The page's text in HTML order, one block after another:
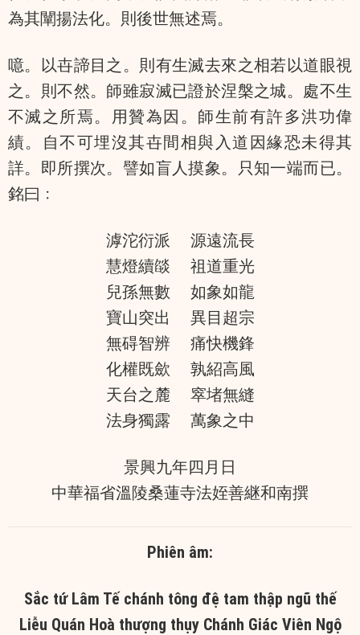
為其闡揚法化。則後世無述焉。
噫。以卋諦目之。則有生滅去來之相若以道眼視
之。則不然。師雖寂滅已證於涅槃之城。處不生
不滅之所焉。用贊為因。師生前有許多洪功偉
績。自不可埋沒其卋間相與入道因緣恐未得其
詳。即所撰次。譬如盲人摸象。只知一端而已。
銘曰﹕
滹沱衍派 源遠流長
慧燈續燄 祖道重光
兒孫無數 如象如龍
寶山突出 異目超宗
無碍智辨 痛快機鋒
化權既歛 孰紹高風
天台之麓 窣堵無縫
法身獨露 萬象之中
景興九年四月日
中華福省溫陵桑蓮寺法姪善継和南撰
Phiên âm:
Sắc tứ Lâm Tế chánh tông đệ tam thập ngũ thế
Liễu Quán Hoà thượng thụy Chánh Giác Viên Ngộ